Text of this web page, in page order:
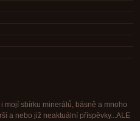
mojí sbírku minerálů, básně a mnoho
a nebo již neaktuální příspěvky...ALE